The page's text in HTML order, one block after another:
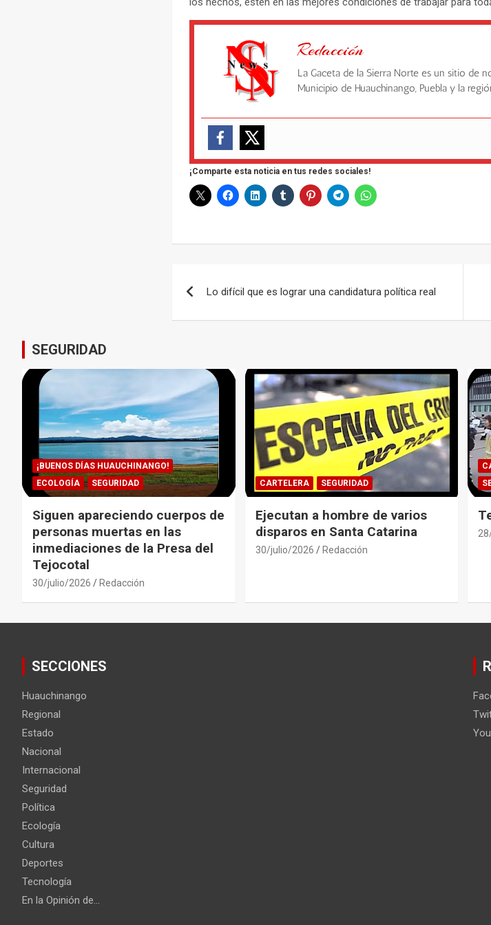
Redacción
La Gaceta de la Sierra Norte es un sitio de
Municipio de Huauchinango, Puebla y la
¡Comparte esta noticia en tus redes sociales!
de
Lo difícil que es lograr una candidatura política real
SEGURIDAD
¡BUENOS DÍAS HUAUCHINANGO!
ECOLOGÍA
SEGURIDAD
Siguen apareciendo cuerpos de
personas muertas en las
inmediaciones de la Presa del
Tejocotal
30/julio/2026 Redacción
CARTELERA SEGURIDAD
Ejecutan a hombre de varios
disparos en Santa Catarina
30/julio/2026 Redacción
SECCIONES
Huauchinango
Regional
Estado
Nacional
Internacional
Seguridad
Política
Ecología
Cultura
Deportes
Tecnología
En la Opinión de…